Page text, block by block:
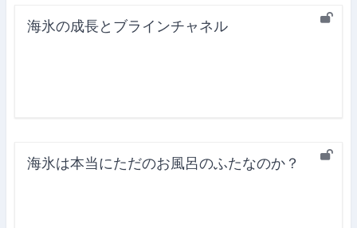
海氷の成長とブラインチャネル
海氷は本当にただのお風呂のふたなのか？